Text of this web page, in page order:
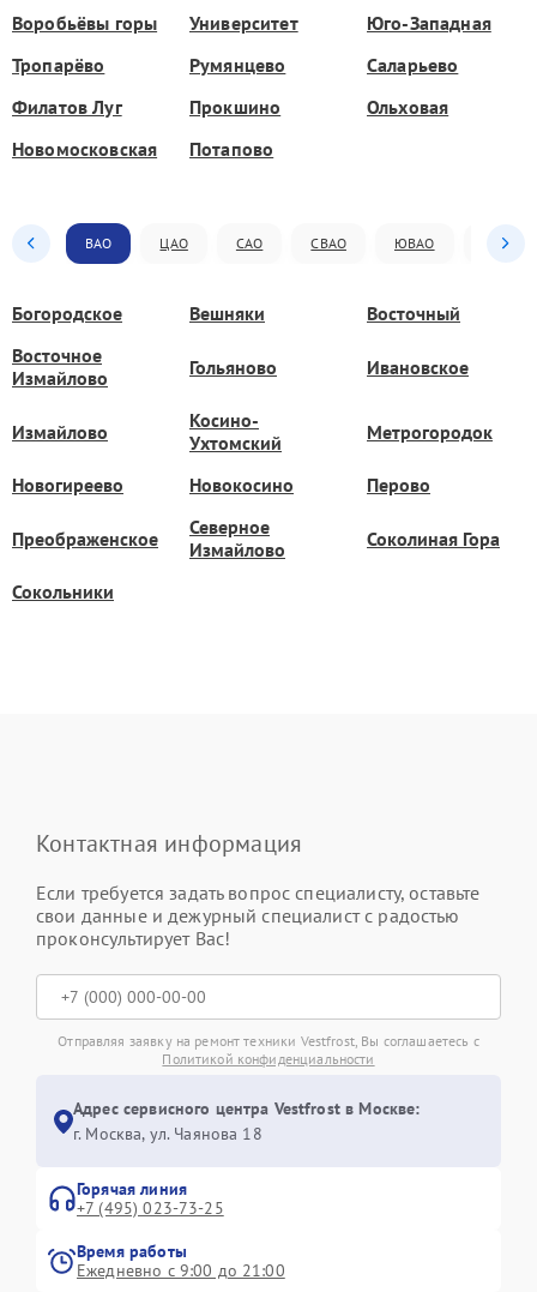
Воробьёвы горы Университет
Юго-Западная
Тропарёво
Румянцево
Саларьево
Филатов Луг
Прокшино
Ольховая
Новомосковская
Потапово
ВАО ЦАО САО СВАО ЮВАО ЮАО
Богородское Вешняки
Восточный
Восточное
Измайлово
Гольяново Ивановское
Измайлово
Косино-
Ухтомский
Метрогородок
Новогиреево Новокосино Перово
Преображенское
Северное
Измайлово
Соколиная Гора
Сокольники
Контактная информация
Если требуется задать вопрос специалисту, оставьте
свои данные и дежурный специалист с радостью
проконсультирует Вас!
Отправляя заявку на ремонт техники Vestfrost, Вы соглашаетесь с
Политикой конфиденциальности
Адрес сервисного центра Vestfrost в Москве:
г. Москва, ул. Чаянова 18
Горячая линия
+7 (495) 023-73-25
Время работы
Ежедневно с 9:00 до 21:00